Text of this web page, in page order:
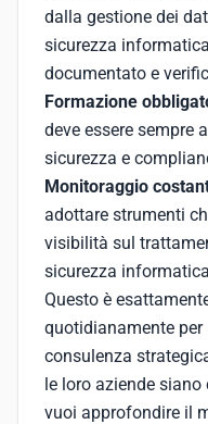
dalla gestione dei
sicurezza
documentato e
Formazione
deve essere sempre
sicurezza e
Monitoraggio
adottare strumenti
visibilità sul
sicurezza
Questo è
quotidianamente
consulenza
le loro aziende
vuoi approfondire il